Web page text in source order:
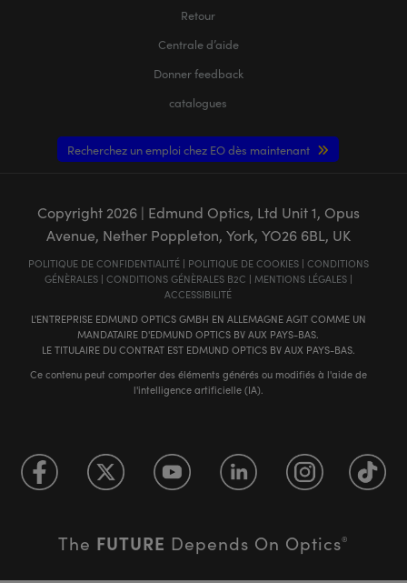
Retour
Centrale d’aide
Donner feedback
catalogues
Recherchez un emploi chez EO dès maintenant
Copyright 2026| Edmund Optics, Ltd Unit 1, Opus
Avenue, Nether Poppleton, York, YO26 6BL, UK
POLITIQUE DE CONFIDENTIALITÉ| POLITIQUE DE COOKIES| CONDITIONS
GÉNÈRALES| CONDITIONS GÉNÈRALES B2C | MENTIONS LÉGALES|
ACCESSIBILITÉ
L'ENTREPRISE EDMUND OPTICS GMBH EN ALLEMAGNE AGIT COMME UN
MANDATAIRE D'EDMUND OPTICS BV AUX PAYS-BAS.
LE TITULAIRE DU CONTRAT EST EDMUND OPTICS BV AUX PAYS-BAS.
Ce contenu peut comporter des éléments générés ou modifiés à l'aide de
l'intelligence artificielle (IA).
The FUTURE Depends On Optics®